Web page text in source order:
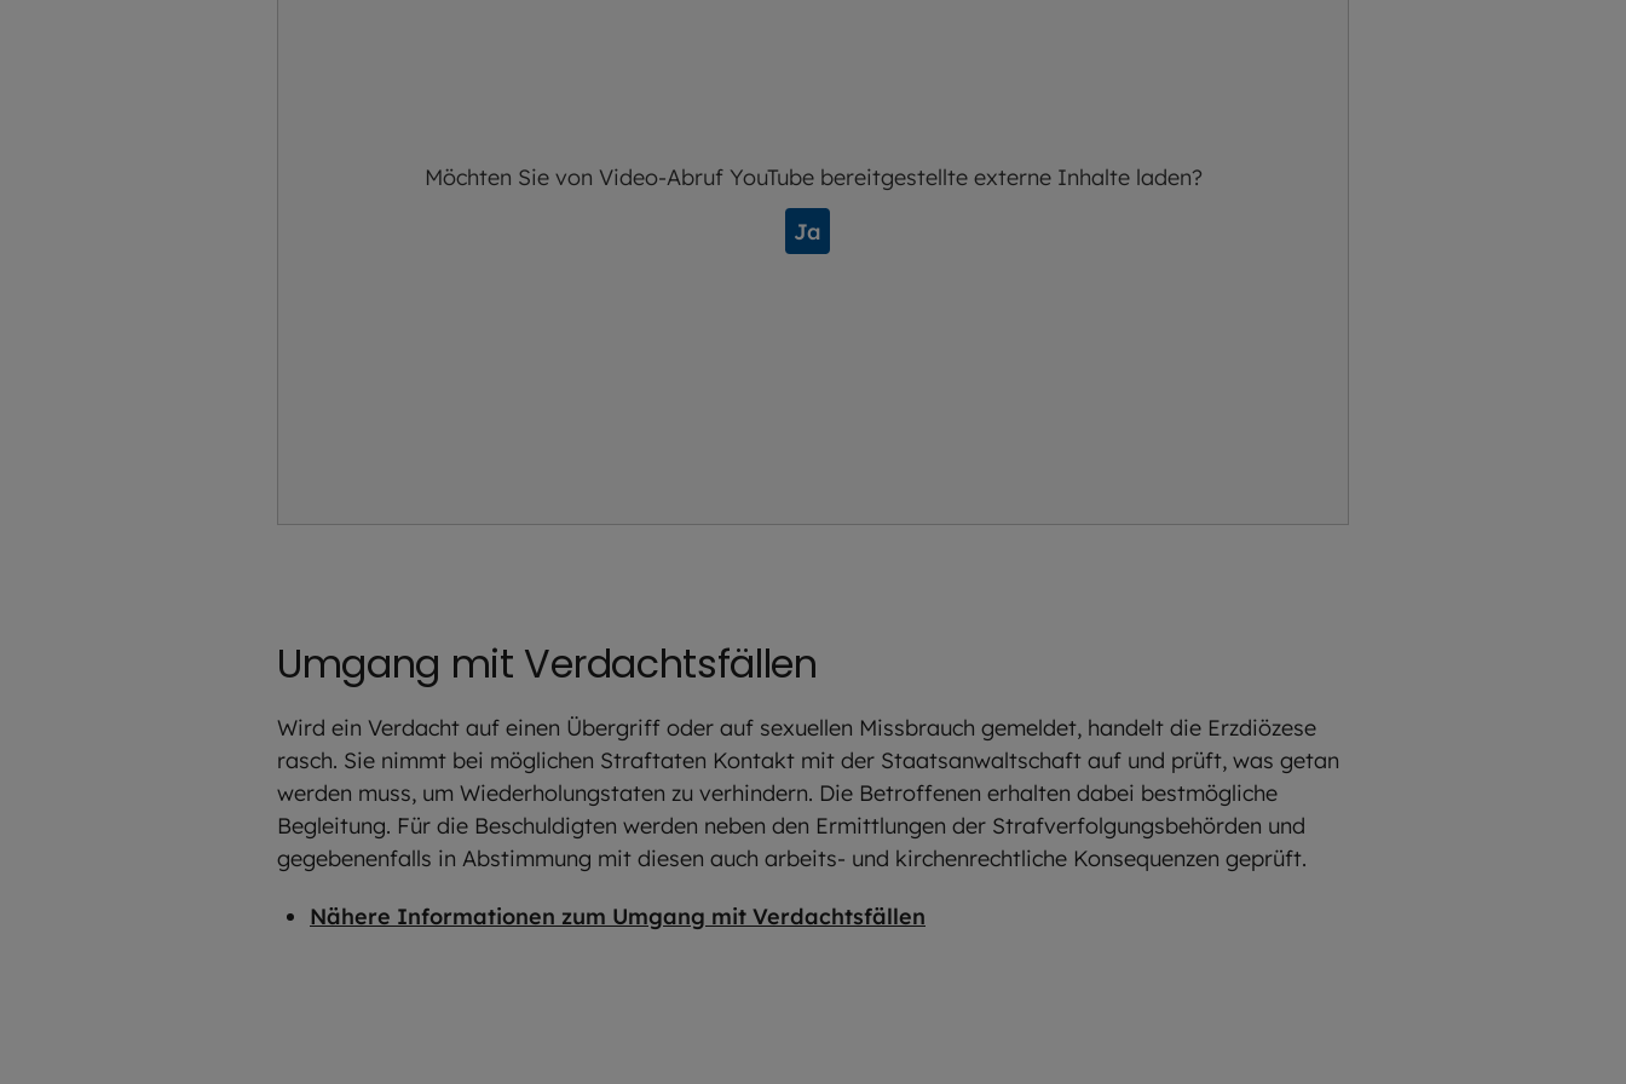
Möchten Sie von Video-Abruf YouTubebereitgestellte externe Inhalte laden?
Ja
Umgang mit Verdachtsfällen
Wird ein Verdacht auf einen Übergriff oder auf sexuellen Missbrauch gemeldet, handelt die Erzdiözese
rasch. Sie nimmt bei möglichen Straftaten Kontakt mit der Staatsanwaltschaft auf und prüft, was getan
werden muss, um Wiederholungstaten zu verhindern. Die Betroffenen erhalten dabei bestmögliche
Begleitung. Für die Beschuldigten werden neben den Ermittlungen der Strafverfolgungsbehörden und
gegebenenfalls in Abstimmung mit diesen auch arbeits- und kirchenrechtliche Konsequenzen geprüft.
Nähere Informationen zum Umgang mit Verdachtsfällen